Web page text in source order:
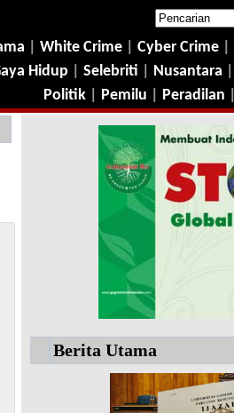
White Crime Cyber Crime
Hidup Selebriti Nusantara
Politik
Pemilu Peradilan
Berita Utama